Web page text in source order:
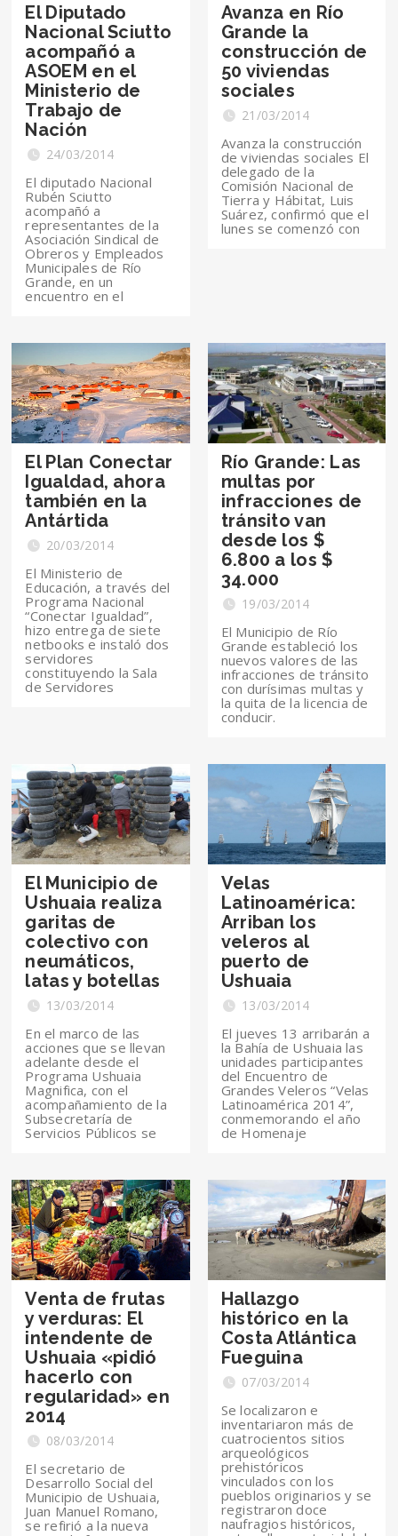
El Diputado
Nacional Sciutto
acompañó a
ASOEM en el
Ministerio de
Trabajo de
Nación
24/03/2014
El diputado Nacional
Rubén Sciutto
acompañó a
representantes de la
Asociación Sindical de
Obreros y Empleados
Municipales de Río
Grande, en un
encuentro en el
Avanza en Río
Grande la
construcción de
50 viviendas
sociales
21/03/2014
Avanza la construcción
de viviendas sociales El
delegado de la
Comisión Nacional de
Tierra y Hábitat, Luis
Suárez, confirmó que el
lunes se comenzó con
El Plan Conectar
Igualdad, ahora
también en la
Antártida
20/03/2014
El Ministerio de
Educación, a través del
Programa Nacional
“Conectar Igualdad”,
hizo entrega de siete
netbooks e instaló dos
servidores
constituyendo la Sala
de Servidores
Río Grande: Las
multas por
infracciones de
tránsito van
desde los $
6.800 a los $
34.000
19/03/2014
El Municipio de Río
Grande estableció los
nuevos valores de las
infracciones de tránsito
con durísimas multas y
la quita de la licencia de
conducir.
El Municipio de
Ushuaia realiza
garitas de
colectivo con
neumáticos,
latas y botellas
13/03/2014
En el marco de las
acciones que se llevan
adelante desde el
Programa Ushuaia
Magnifica, con el
acompañamiento de la
Subsecretaría de
Servicios Públicos se
Velas
Latinoamérica:
Arriban los
veleros al
puerto de
Ushuaia
13/03/2014
El jueves 13 arribarán a
la Bahía de Ushuaia las
unidades participantes
del Encuentro de
Grandes Veleros “Velas
Latinoamérica 2014”,
conmemorando el año
de Homenaje
Venta de frutas
y verduras: El
intendente de
Ushuaia «pidió
hacerlo con
regularidad» en
2014
08/03/2014
El secretario de
Desarrollo Social del
Municipio de Ushuaia,
Juan Manuel Romano,
se refirió a la nueva
Hallazgo
histórico en la
Costa Atlántica
Fueguina
07/03/2014
Se localizaron e
inventariaron más de
cuatrocientos sitios
arqueológicos
prehistóricos
vinculados con los
pueblos originarios y se
registraron doce
naufragios históricos,